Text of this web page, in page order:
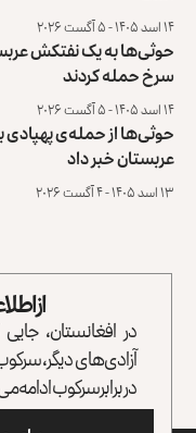
۱۴ اسد ۱۴۰۵ - ۵ آگست ۲۰۲۶
حوثی‌ها به یک نفتکش
سرخ حمله کردند
۱۴ اسد ۱۴۰۵ - ۵ آگست ۲۰۲۶
حوثی‌ها از حمله‌ی پهپادی
عربستان خبر داد
۱۳ اسد ۱۴۰۵ - ۴ آگست ۲۰۲۶
از
در افغانستان،
آزادی‌های دیگر،
در برابر سرکوب